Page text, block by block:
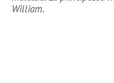
William.